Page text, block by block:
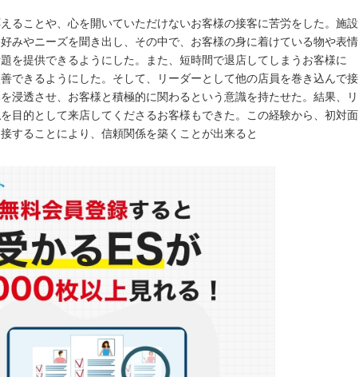
ることや、心を開いていただけないお客様の接客に苦労をした。施設
みやニーズを聞き出し、その中で、お客様の身に着けている物や表情
を提供できるようにした。また、短時間で退店してしまうお客様に
できるようにした。そして、リーダーとして他の店員を巻き込んで接
浸透させ、お客様と積極的に関わるという意識を持たせた。結果、リ
目的として来店してくださるお客様もできた。この経験から、初対面
することにより、信頼関係を築くことが出来ると